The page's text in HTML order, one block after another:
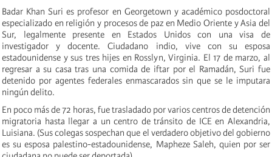
Badar Khan Suri es profesor en Georgetown y académico posdoctoral
especializado en religión y procesos de paz en Medio Oriente y Asia del
Sur, legalmente presente en Estados Unidos con una visa de
investigador y docente. Ciudadano indio, vive con su esposa
estadounidense y sus tres hijes en Rosslyn, Virginia. El 17 de marzo, al
regresar a su casa tras una comida de iftar por el Ramadán, Suri fue
detenido por agentes federales enmascarados sin que se le imputara
ningún delito.
En poco más de 72 horas, fue trasladado por varios centros de detención
migratoria hasta llegar a un centro de tránsito de ICE en Alexandria,
Luisiana. (Sus colegas sospechan que el verdadero objetivo del gobierno
es su esposa palestino-estadounidense, Mapheze Saleh, quien por ser